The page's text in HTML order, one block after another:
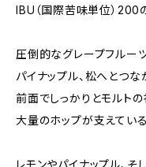
IBU（国際苦味単位）200
圧倒的なグレープフルー
パイナップル、松へとつな
前面でしっかりとモルト
大量のホップが支えてい
レモンやパイナップル、